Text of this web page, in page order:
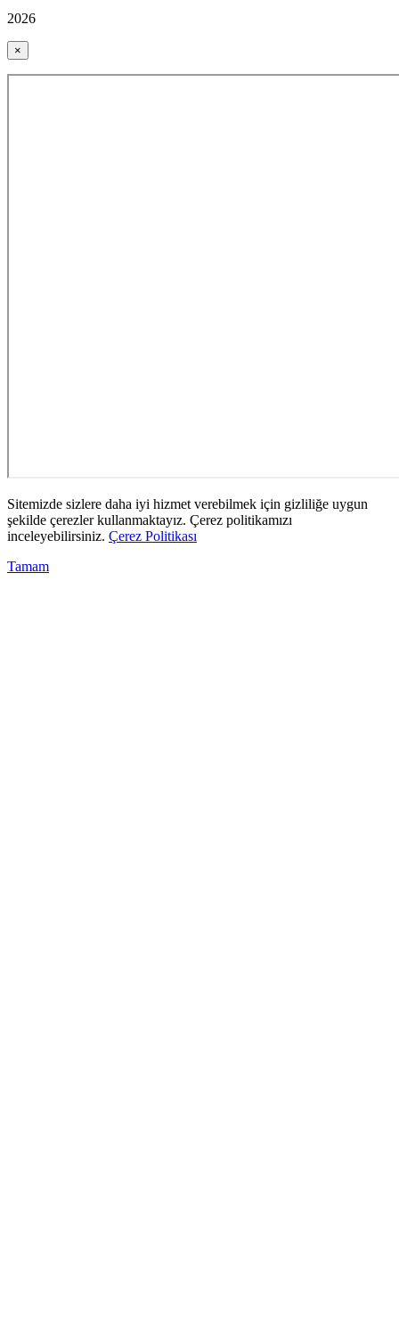
2026
×
Sitemizde sizlere daha iyi hizmet verebilmek için gizliliğe uygun
şekilde çerezler kullanmaktayız. Çerez politikamızı
inceleyebilirsiniz. Çerez Politikası
Tamam